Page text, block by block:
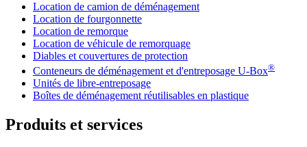
Location de camion de déménagement
Location de fourgonnette
Location de remorque
Location de véhicule de remorquage
Diables et couvertures de protection
Conteneurs de déménagement et d'entreposage U-Box®
Unités de libre-entreposage
Boîtes de déménagement réutilisables en plastique
Produits et services